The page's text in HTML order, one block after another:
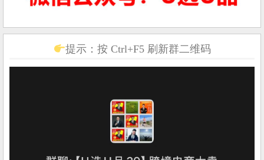
提示：按 Ctrl+F5 刷新群二维码